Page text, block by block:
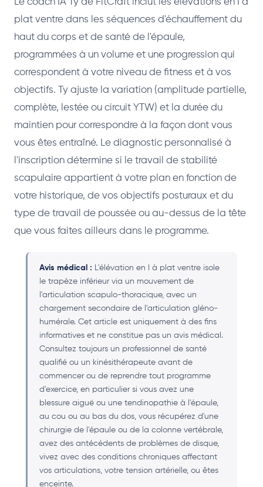
Le coach IA Ty de FitCraft inclut les élévations en I à
plat ventre dans les séquences d'échauffement du
haut du corps et de santé de l'épaule,
programmées à un volume et une progression qui
correspondent à votre niveau de fitness et à vos
objectifs. Ty ajuste la variation (amplitude partielle,
complète, lestée ou circuit YTW) et la durée du
maintien pour correspondre à la façon dont vous
vous êtes entraîné. Le diagnostic personnalisé à
l'inscription détermine si le travail de stabilité
scapulaire appartient à votre plan en fonction de
votre historique, de vos objectifs posturaux et du
type de travail de poussée ou au-dessus de la tête
que vous faites ailleurs dans le programme.
Avis médical : L'élévation en I à plat ventre isole
le trapèze inférieur via un mouvement de
l'articulation scapulo-thoracique, avec un
chargement secondaire de l'articulation gléno-
humérale. Cet article est uniquement à des fins
informatives et ne constitue pas un avis médical.
Consultez toujours un professionnel de santé
qualifié ou un kinésithérapeute avant de
commencer ou de reprendre tout programme
d'exercice, en particulier si vous avez une
blessure aiguë ou une tendinopathie à l'épaule,
au cou ou au bas du dos, vous récupérez d'une
chirurgie de l'épaule ou de la colonne vertébrale,
avez des antécédents de problèmes de disque,
vivez avec des conditions chroniques affectant
vos articulations, votre tension artérielle, ou êtes
enceinte.